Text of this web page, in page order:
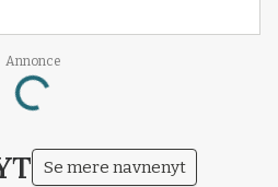
Annonce
Loading...
Se mere navnenyt